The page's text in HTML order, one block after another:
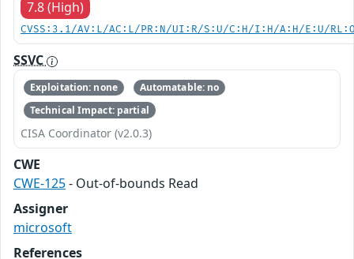
7.8 (High)
CVSS:3.1/AV:L/AC:L/PR:N/UI:R/S:U/C:H/I:H/A:H/E:U/
SSVC
Exploitation: none
Automatable: no
Technical Impact: partial
CISA Coordinator (v2.0.3)
CWE
CWE-125- Out-of-bounds Read
Assigner
microsoft
References